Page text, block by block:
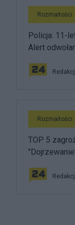
Rozmaitości
Policja: 11-
Alert
Rozmaitości
TOP 5